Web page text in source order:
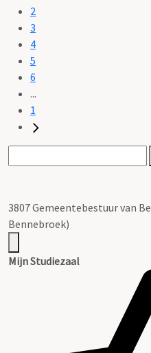
2
3
4
5
6
...
1
3807 Gemeentebestuur van
Bennebroek)
Mijn Studiezaal